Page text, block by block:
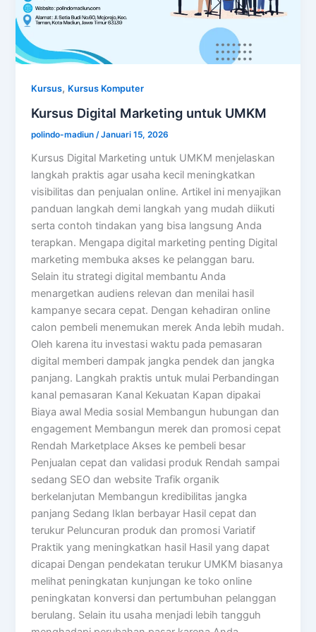
Kursus, Kursus Komputer
Kursus Digital Marketing untuk UMKM
polindo-madiun /Januari 15, 2026
Kursus Digital Marketing untuk UMKM menjelaskan
langkah praktis agar usaha kecil meningkatkan
visibilitas dan penjualan online. Artikel ini menyajikan
panduan langkah demi langkah yang mudah diikuti
serta contoh tindakan yang bisa langsung Anda
terapkan. Mengapa digital marketing penting Digital
marketing membuka akses ke pelanggan baru.
Selain itu strategi digital membantu Anda
menargetkan audiens relevan dan menilai hasil
kampanye secara cepat. Dengan kehadiran online
calon pembeli menemukan merek Anda lebih mudah.
Oleh karena itu investasi waktu pada pemasaran
digital memberi dampak jangka pendek dan jangka
panjang. Langkah praktis untuk mulai Perbandingan
kanal pemasaran Kanal Kekuatan Kapan dipakai
Biaya awal Media sosial Membangun hubungan dan
engagement Membangun merek dan promosi cepat
Rendah Marketplace Akses ke pembeli besar
Penjualan cepat dan validasi produk Rendah sampai
sedang SEO dan website Trafik organik
berkelanjutan Membangun kredibilitas jangka
panjang Sedang Iklan berbayar Hasil cepat dan
terukur Peluncuran produk dan promosi Variatif
Praktik yang meningkatkan hasil Hasil yang dapat
dicapai Dengan pendekatan terukur UMKM biasanya
melihat peningkatan kunjungan ke toko online
peningkatan konversi dan pertumbuhan pelanggan
berulang. Selain itu usaha menjadi lebih tangguh